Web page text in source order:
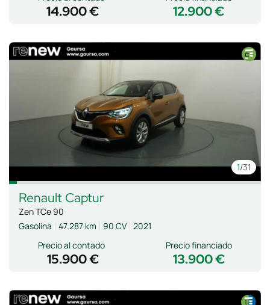
14.900 € 12.900 €
1/31
Renault Captur
Zen TCe 90
Gasolina
47.287 km 90 CV 2021
Precio al contado
15.900 € 13.900 €
Precio financiado